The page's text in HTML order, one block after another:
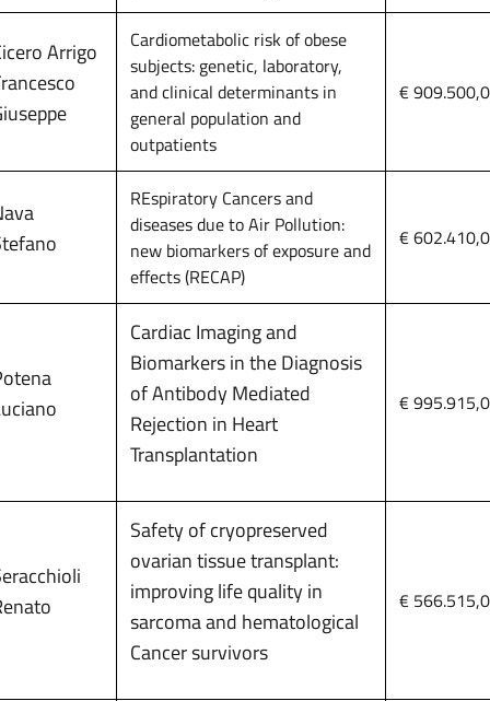
Arrigo
Cardiometabolic risk of obese
subjects: genetic, laboratory,
and clinical determinants in
general population and
outpatients
€
REspiratory Cancers and
diseases due to Air Pollution:
new biomarkers of exposure and
effects (RECAP)
€
Cardiac Imaging and
Biomarkers in the Diagnosis
of Antibody Mediated
Rejection in Heart
Transplantation
€
Safety of cryopreserved
ovarian tissue transplant:
improving life quality in
sarcoma and hematological
Cancer survivors
€